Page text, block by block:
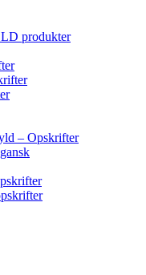
produkter
– Opskrifter